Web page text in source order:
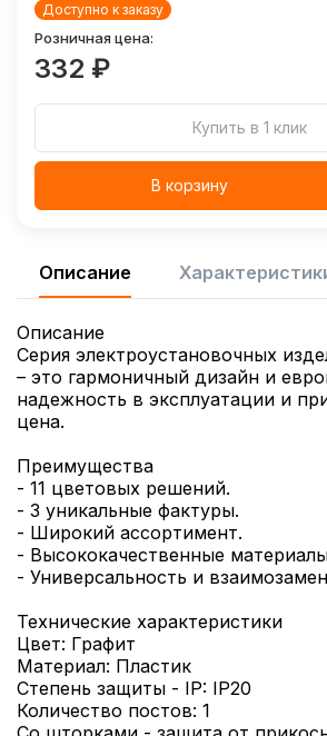
Доступно к заказу
Розничная цена:
332 ₽
Купить в 1 клик
В корзину
Описание
Описание
Серия электроустановочных
– это гармоничный дизайн и
надежность в эксплуатации и
цена.
Преимущества
- 11 цветовых решений.
- 3 уникальные фактуры.
- Широкий ассортимент.
- Высококачественные
- Универсальность и
Технические характеристики
Цвет: Графит
Материал: Пластик
Степень защиты - IP: IP20
Количество постов: 1